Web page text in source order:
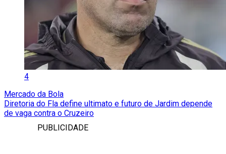
4
Mercado da Bola
Diretoria do Fla define ultimato e futuro de Jardim depende
de vaga contra o Cruzeiro
PUBLICIDADE